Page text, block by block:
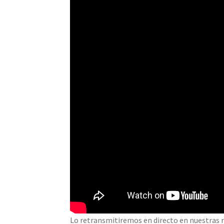
Lo retransmitiremos en directo en nuestras